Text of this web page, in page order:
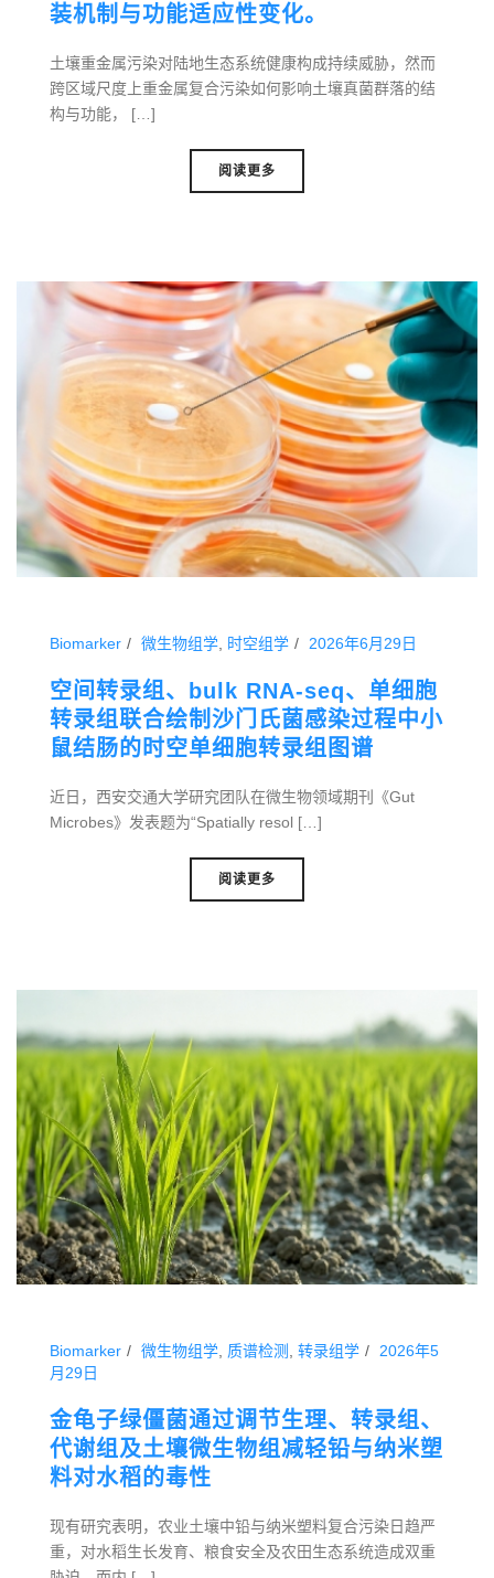
装机制与功能适应性变化。
土壤重金属污染对陆地生态系统健康构成持续威胁，然而
跨区域尺度上重金属复合污染如何影响土壤真菌群落的结
构与功能， […]
阅读更多
Biomarker 微生物组学 时空组学 2026年6月29日
空间转录组、bulk RNA-seq、单细胞
转录组联合绘制沙门氏菌感染过程中小
鼠结肠的时空单细胞转录组图谱
近日，西安交通大学研究团队在微生物领域期刊《Gut
Microbes》发表题为“Spatially resol […]
阅读更多
Biomarker 微生物组学 质谱检测 转录组学
2026年5
月29日
金龟子绿僵菌通过调节生理、转录组、
代谢组及土壤微生物组减轻铅与纳米塑
料对水稻的毒性
现有研究表明，农业土壤中铅与纳米塑料复合污染日趋严
重，对水稻生长发育、粮食安全及农田生态系统造成双重